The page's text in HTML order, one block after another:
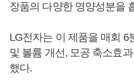
장품의 다양한 영양성분을
LG전자는 이 제품을 매회 6
및 볼륨 개선, 모공 축소효
했다.